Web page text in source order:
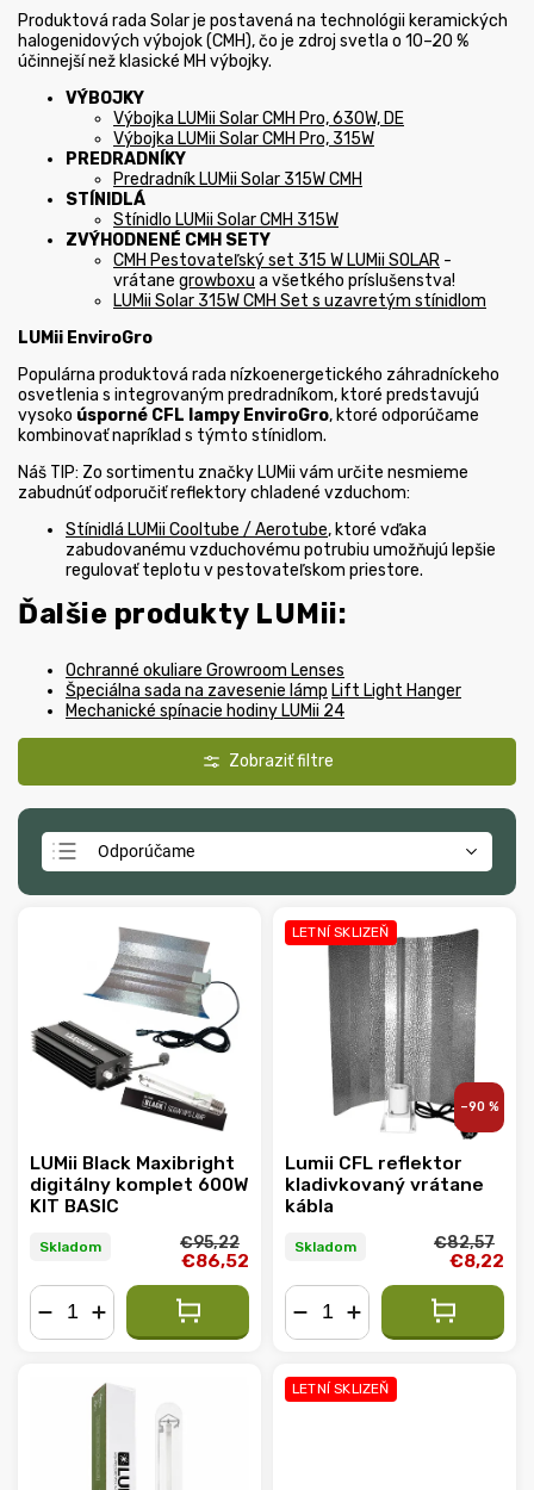
Produktová rada Solar je postavená na technológii keramických
halogenidových výbojok (CMH), čo je zdroj svetla o 10–20 %
účinnejší než klasické MH výbojky.
VÝBOJKY
Výbojka LUMii Solar CMH Pro, 630W, DE
Výbojka LUMii Solar CMH Pro, 315W
PREDRADNÍKY
Predradník LUMii Solar 315W CMH
STÍNIDLÁ
Stínidlo LUMii Solar CMH 315W
ZVÝHODNENÉ CMH SETY
CMH Pestovateľský set 315 W LUMii SOLAR -
vrátane growboxu a všetkého príslušenstva!
LUMii Solar 315W CMH Set s uzavretým stínidlom
LUMii EnviroGro
Populárna produktová rada nízkoenergetického záhradníckeho
osvetlenia s integrovaným predradníkom, ktoré predstavujú
vysoko úsporné CFL lampy EnviroGro, ktoré odporúčame
kombinovať napríklad s týmto stínidlom.
Náš TIP: Zo sortimentu značky LUMii vám určite nesmieme
zabudnúť odporučiť reflektory chladené vzduchom:
Stínidlá LUMii Cooltube / Aerotube, ktoré vďaka
zabudovanému vzduchovému potrubiu umožňujú lepšie
regulovať teplotu v pestovateľskom priestore.
Ďalšie produkty LUMii:
Ochranné okuliare Growroom Lenses
Špeciálna sada na zavesenie lámp Lift Light Hanger
Mechanické spínacie hodiny LUMii 24
Odporúčame
Najdrahšie
Najpredávanejšie
Abecedne
LUMii Black Maxibright
digitálny komplet 600W
KIT BASIC
Skladom €95,22
€86,52
LETNÍ SKLIZEŇ
–90 %
Lumii CFL reflektor
kladivkovaný vrátane
kábla
Skladom €82,57
€8,22
LETNÍ SKLIZEŇ